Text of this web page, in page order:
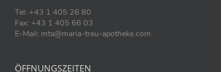
Tel: +43 1 405 26 80
Fax: +43 1 405 66 03
E-Mail: mta@maria-treu-apotheke.com
ÖFFNUNGSZEITEN